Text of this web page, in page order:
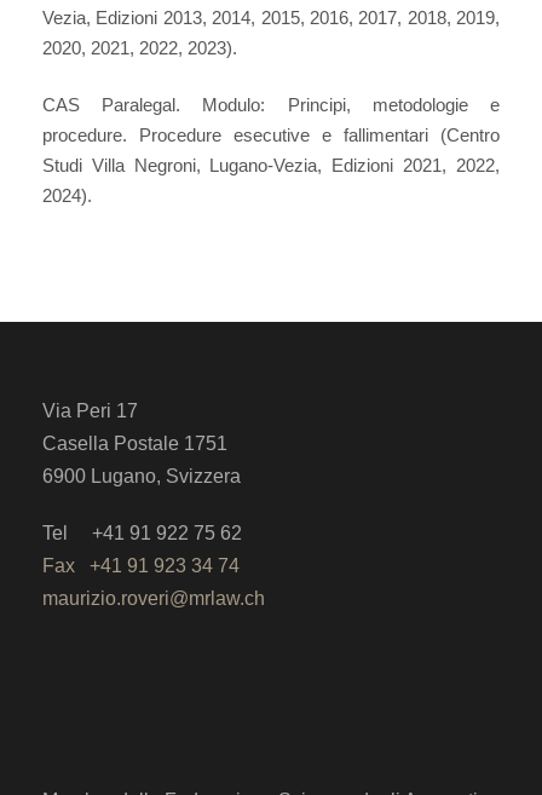
Vezia, Edizioni 2013, 2014, 2015, 2016, 2017, 2018, 2019,
2020, 2021, 2022, 2023).
CAS Paralegal. Modulo: Principi, metodologie e
procedure. Procedure esecutive e fallimentari (Centro
Studi Villa Negroni, Lugano-Vezia, Edizioni 2021, 2022,
2024).
Via Peri 17
Casella Postale 1751
6900 Lugano, Svizzera
Tel +41 91 922 75 62
Fax +41 91 923 34 74
maurizio.roveri@mrlaw.ch